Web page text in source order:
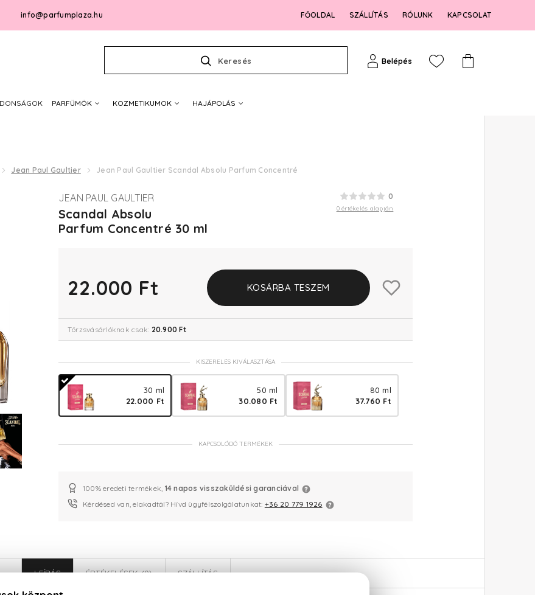
info@parfumplaza.hu FŐOLDAL SZÁLLÍTÁS RÓLUNK KAPCSOLAT
Keresés Belépés
PARFÜMÖK KOZMETIKUMOK HAJÁPOLÁS
Jean Paul Gaultier Jean Paul Gaultier Scandal Absolu Parfum Concentré
0
0 értékelés alapján
JEAN PAUL GAULTIER
Scandal Absolu
Parfum Concentré 30 ml
22.000 Ft KOSÁRBA TESZEM
Törzsvásárlóknak csak: 20.900 Ft
KISZERELÉS KIVÁLASZTÁSA
30 ml
22.000 Ft
50 ml
30.080 Ft
80 ml
37.760 Ft
KAPCSOLÓDÓ TERMÉKEK
100% eredeti termékek, 14 napos visszaküldési garanciával
Kérdésed van, elakadtál? Hívd ügyfélszolgálatunkat: +36 20 779 1926
LEÍRÁS ÉRTÉKELÉSEK (0) SZÁLLÍTÁS